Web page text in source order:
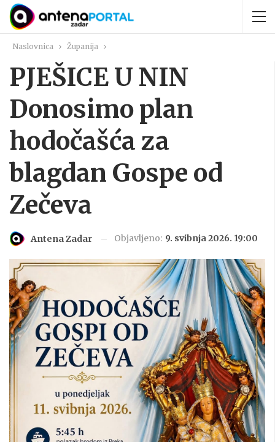
Naslovnica Županija
PJEŠICE U NIN
Donosimo plan
hodočašća za
blagdan Gospe od
Zečeva
Antena Zadar Objavljeno: 9. svibnja 2026. 19:00